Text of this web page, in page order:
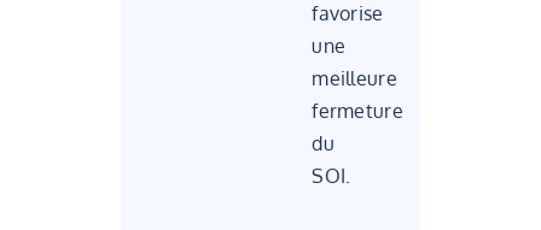
favorise
une
meilleure
fermeture
du
SOI.